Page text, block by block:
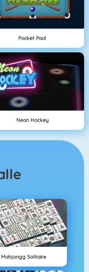
Pocket Pool
Neon Hockey
Mahjongg Solitaire